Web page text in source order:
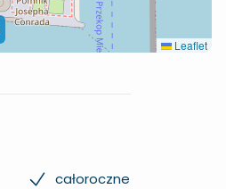
Leaflet
całoroczne